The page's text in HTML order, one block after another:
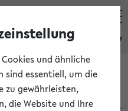
eKVV
und ähnliche
sind essentiell, um die
zu gewährleisten,
die Website und Ihre